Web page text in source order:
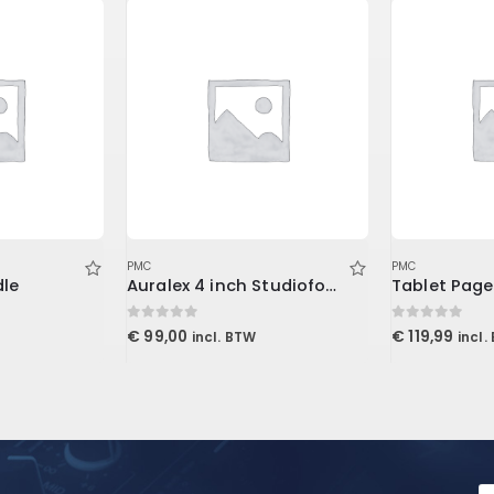
PMC
Auralex 4 inch Studiofoam Metro
0out of 5
€ 99,00 incl. BTW
PMC
0out of 5
€ 119,99 incl.